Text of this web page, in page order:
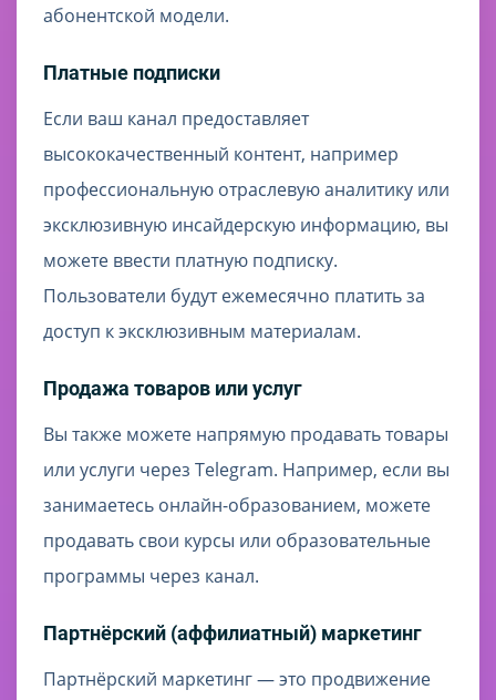
абонентской модели.
Платные подписки
Если ваш канал предоставляет
высококачественный контент, например
профессиональную отраслевую аналитику или
эксклюзивную инсайдерскую информацию, вы
можете ввести платную подписку.
Пользователи будут ежемесячно платить за
доступ к эксклюзивным материалам.
Продажа товаров или услуг
Вы также можете напрямую продавать товары
или услуги через Telegram. Например, если вы
занимаетесь онлайн-образованием, можете
продавать свои курсы или образовательные
программы через канал.
Партнёрский (аффилиатный) маркетинг
Партнёрский маркетинг — это продвижение